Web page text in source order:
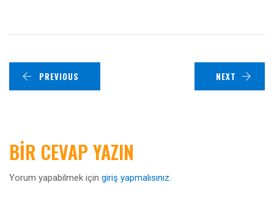
PREVIOUS NEXT
BIR CEVAP YAZIN
Yorum yapabilmek için giriş yapmalısınız.